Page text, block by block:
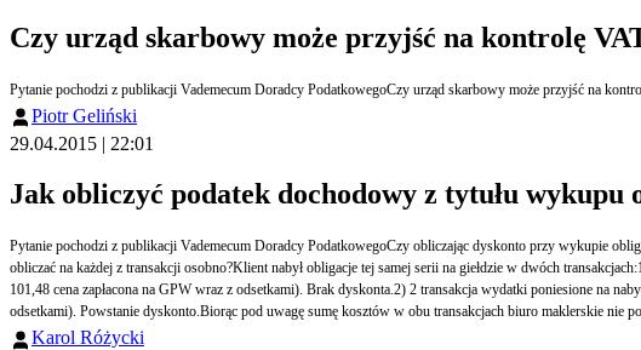
Czy urząd skarbowy może przyjść na kontrolę
Pytanie pochodzi z publikacji Vademecum Doradcy PodatkowegoCzy urząd skarbowy może przyjść na
Piotr Geliński
29.04.2015 | 22:01
Jak obliczyć podatek dochodowy z tytułu wykupu
Pytanie pochodzi z publikacji Vademecum Doradcy PodatkowegoCzy obliczając dyskonto przy wykupie obligacji tej samej serii (skarbowych lub korporacyjnych) biuro maklerskie powinno uwzględnić sumę kosztów na wszystkich transakcjach nabycia obligacji, czy też dochód
obliczać na każdej z transakcji osobno?Klient nabył obligacje tej samej serii na giełdzie w dwóch transakcjach:1) 1 transakcja wydatki poniesione na nabycie 1 obligacji w pierwszej transakcji przewyższały kwotę uzyskaną z wykupu = 100 zł (wydatki na nabycie 1 obligacji =
101,48 cena zapłacona na GPW wraz z odsetkami). Brak dyskonta.2) 2 transakcja wydatki poniesione na nabycie 1 obligacji w drugiej transakcji były niższe niż kwota uzyskana z wykupu = 100,00 zł (wydatki na nabycie 1 obligacji = 99,83 zł cena zapłacona na GPW wraz z
Karol Różycki